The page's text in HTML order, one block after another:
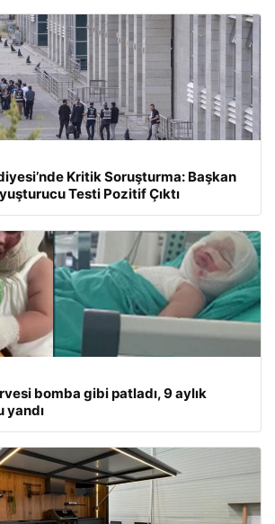
Kritik Soruşturma: Başkan
Testi Pozitif Çıktı
bomba gibi patladı, 9 aylık
yandı